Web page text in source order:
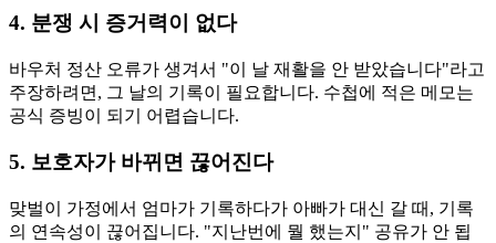
4. 분쟁 시 증거력이 없다
바우처 정산 오류가 생겨서 "이 날 재활을 안 받았습니다"라고
주장하려면, 그 날의 기록이 필요합니다. 수첩에 적은 메모는
공식 증빙이 되기 어렵습니다.
5. 보호자가 바뀌면 끊어진다
맞벌이 가정에서 엄마가 기록하다가 아빠가 대신 갈 때, 기록
의 연속성이 끊어집니다. "지난번에 뭘 했는지" 공유가 안 됩